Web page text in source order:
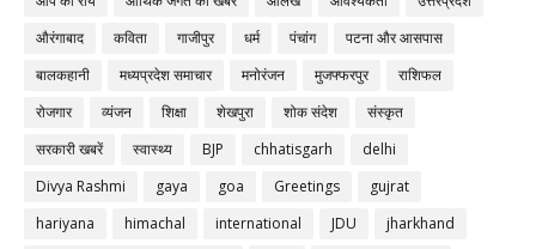
औरंगाबाद
कविता गाजीपुर धर्म पंचांग
पटना और आसपास
बालकहानी
मध्यप्रदेश समाचार मनोरंजन मुजफ्फरपुर
राशिफल
रोजगार
व्यंजन शिक्षा शेखपुरा शोक संदेश
संस्कृत
सरकारी खबरें
स्वास्थ्य BJP chhatisgarh
delhi
Divya Rashmi
gaya goa Greetings
gujrat
hariyana
himachal international JDU
jharkhand